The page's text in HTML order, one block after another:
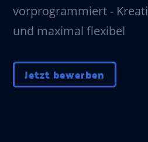
vorprogrammiert -
und maximal flexibel
Jetzt bewerben